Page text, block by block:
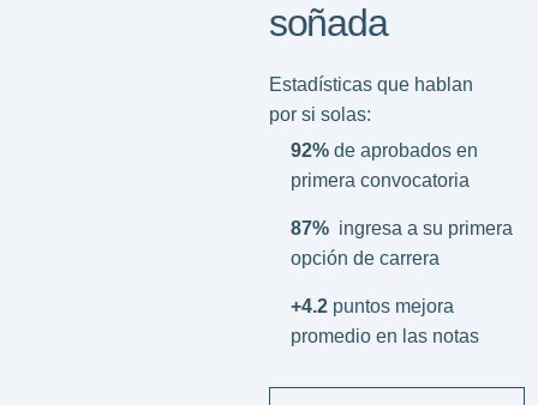
soñada
Estadísticas que hablan
por si solas:
92%de aprobados en
primera convocatoria
87% ingresa a su primera
opción de carrera
+4.2 puntos mejora
promedio en las notas